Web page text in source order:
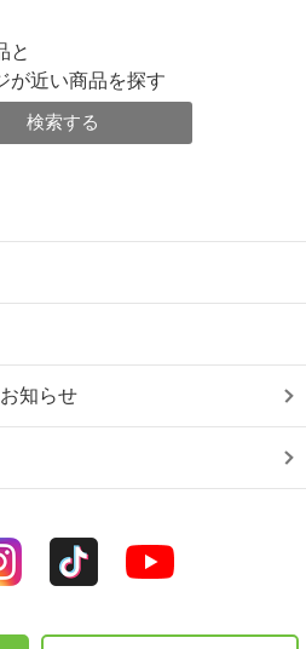
と
が近い商品を探す
検索する
知らせ